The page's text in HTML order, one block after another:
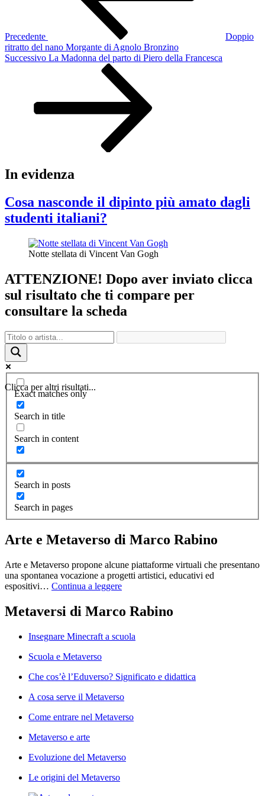
Precedente
Doppio
ritratto del nano Morgante di Agnolo Bronzino
Articolo
Successivo La Madonna del parto di Piero della Francesca
In evidenza
Cosa nasconde il dipinto più amato dagli
studenti italiani?
Notte stellata di Vincent Van Gogh
ATTENZIONE! Dopo aver inviato clicca
sul risultato che ti compare per
consultare la scheda
Clicca per altri risultati...
Exact matches only
Search in title
Search in content
Search in posts
Search in pages
Arte e Metaverso di Marco Rabino
Arte e Metaverso propone alcune piattaforme virtuali che presentano
una spontanea vocazione a progetti artistici, educativi ed
espositivi… Continua a leggere
Metaversi di Marco Rabino
Insegnare Minecraft a scuola
Scuola e Metaverso
Che cos’è l’Eduverso? Significato e didattica
A cosa serve il Metaverso
Come entrare nel Metaverso
Metaverso e arte
Evoluzione del Metaverso
Le origini del Metaverso